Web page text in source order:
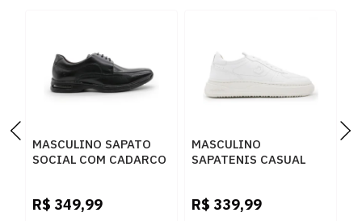
MASCULINO SAPATO
SOCIAL COM CADARCO
R$ 349,99
MASCULINO
SAPATENIS CASUAL
R$ 339,99